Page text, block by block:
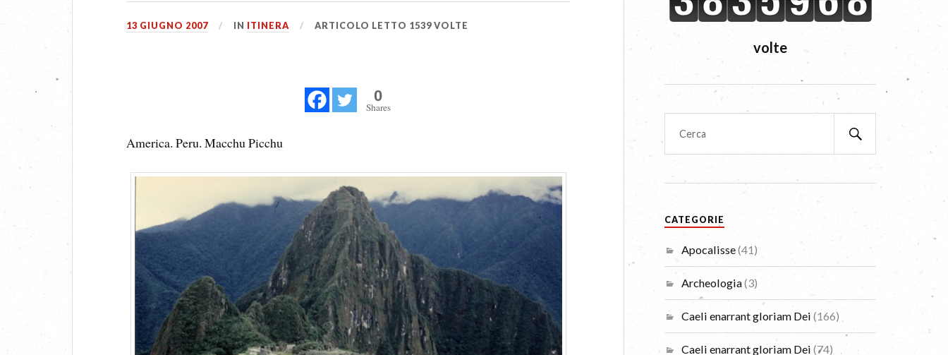
13 GIUGNO 2007 IN ITINERA ARTICOLO LETTO 1539 VOLTE
0
Shares
America. Peru. Macchu Picchu
volte
CATEGORIE
Apocalisse(41)
Archeologia(3)
Caeli enarrant gloriam Dei (166)
Caeli enarrant gloriam Dei (74)